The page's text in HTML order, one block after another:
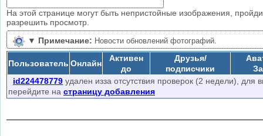
На этой странице могут быть непристойные изображения,
разрешить просмотр.
▼ Примечание: Новости обновлений фотографий.
Пользователь Онлайн
Активен
до
Друзья/
подписчики
id224478779 удален изза отсутствия проверок (2 недели), для
перейдите на страницу добавления